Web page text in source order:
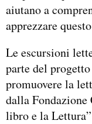
aiutano a
apprezzare
Le escursioni
parte del
promuovere la
dalla
libro e la